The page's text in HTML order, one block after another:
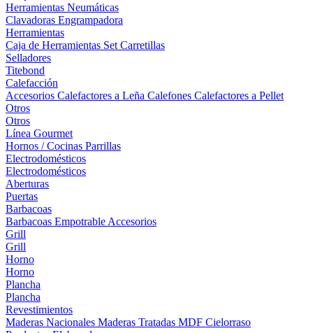
Herramientas Neumáticas
Clavadoras Engrampadora
Herramientas
Caja de Herramientas Set Carretillas
Selladores
Titebond
Calefacción
Accesorios Calefactores a Leña Calefones Calefactores a Pellet
Otros
Otros
Línea Gourmet
Hornos / Cocinas Parrillas
Electrodomésticos
Electrodomésticos
Aberturas
Puertas
Barbacoas
Barbacoas Empotrable Accesorios
Grill
Grill
Horno
Horno
Plancha
Plancha
Revestimientos
Maderas Nacionales Maderas Tratadas MDF Cielorraso